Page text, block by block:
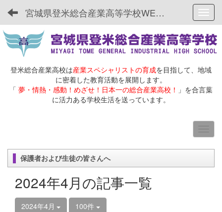
宮城県登米総合産業高等学校WEBサイト
登米総合産業高校は産業スペシャリストの育成を目指して、地域
に密着した教育活動を展開します。
「 夢・情熱・感動！めざせ！日本一の総合産業高校！ 」を合言葉
に活力ある学校生活を送っています。
保護者および生徒の皆さんへ
2024年4月の記事一覧
2024年4月 100件